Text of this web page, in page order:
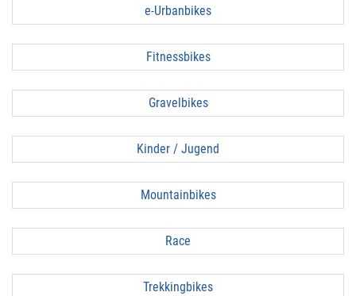
e-Urbanbikes
Fitnessbikes
Gravelbikes
Kinder / Jugend
Mountainbikes
Race
Trekkingbikes